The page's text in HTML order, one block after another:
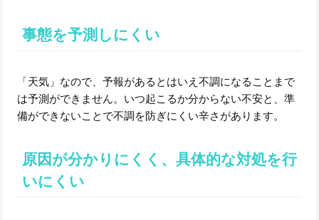
事態を予測しにくい
「天気」なので、予報があるとはいえ不調になることまで
は予測ができません。いつ起こるか分からない不安と、準
備ができないことで不調を防ぎにくい辛さがあります。
原因が分かりにくく、具体的な対処を行
いにくい